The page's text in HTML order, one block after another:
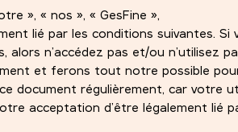
», « nos », « GesFine »,
lié par les conditions suivantes. Si
n’accédez pas et/ou n’utilisez
et ferons tout notre possible
document régulièrement, car votre
acceptation d’être légalement lié